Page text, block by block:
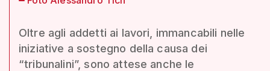
Oltre agli addetti ai lavori, immancabili nelle
iniziative a sostegno della causa dei
“tribunalini”, sono attese anche le